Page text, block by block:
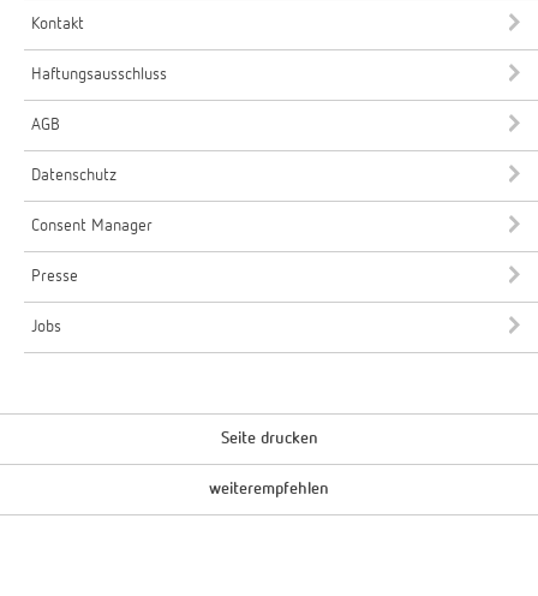
Kontakt
Haftungsausschluss
AGB
Datenschutz
Consent Manager
Presse
Jobs
Seite drucken
weiterempfehlen